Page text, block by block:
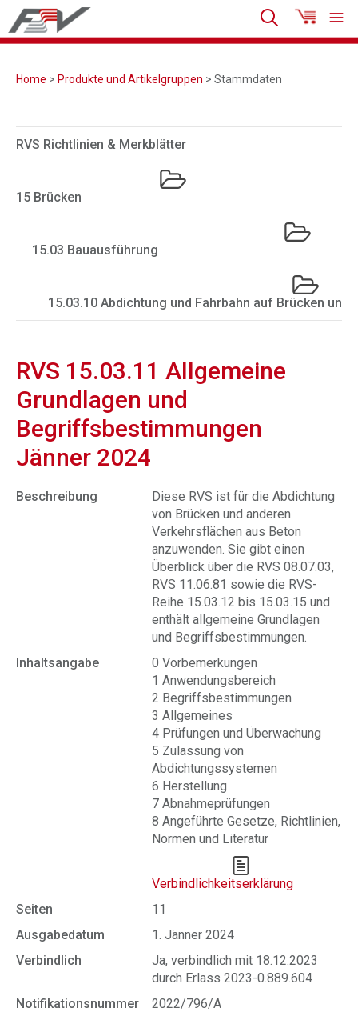
Home > Produkte und Artikelgruppen > Stammdaten
RVS Richtlinien & Merkblätter
15 Brücken
15.03 Bauausführung
15.03.10 Abdichtung und Fahrbahn auf Brücken
RVS 15.03.11 Allgemeine
Grundlagen und
Begriffsbestimmungen
Jänner 2024
Beschreibung
Diese RVS ist für die Abdichtung
von Brücken und anderen
Verkehrsflächen aus Beton
anzuwenden. Sie gibt einen
Überblick über die RVS 08.07.03,
RVS 11.06.81 sowie die RVS-
Reihe 15.03.12 bis 15.03.15 und
enthält allgemeine Grundlagen
und Begriffsbestimmungen.
Inhaltsangabe
0 Vorbemerkungen
1 Anwendungsbereich
2 Begriffsbestimmungen
3 Allgemeines
4 Prüfungen und Überwachung
5 Zulassung von
Abdichtungssystemen
6 Herstellung
7 Abnahmeprüfungen
8 Angeführte Gesetze, Richtlinien,
Normen und Literatur
Verbindlichkeitserklärung
Seiten
11
Ausgabedatum
1. Jänner 2024
Verbindlich
Ja, verbindlich mit 18.12.2023
durch Erlass 2023-0.889.604
Notifikationsnummer
2022/796/A